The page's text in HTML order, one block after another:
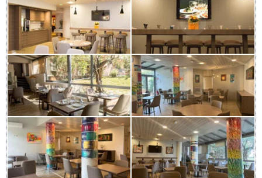
HÔTEL LE SUD
ACCUEIL
CHAMBRES
SERVICES
PETIT-DÉJEUNER
RESTAURANT
ÉVÈNEMENTS
SÉMINAIRES
COCKTAILS
GALERIE
CONTACT & ACCÈS